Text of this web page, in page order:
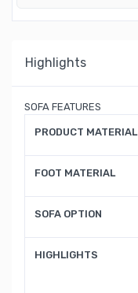
Highlights
SOFA FEATURES
PRODUCT MATERIAL
FOOT MATERIAL
SOFA OPTION
HIGHLIGHTS